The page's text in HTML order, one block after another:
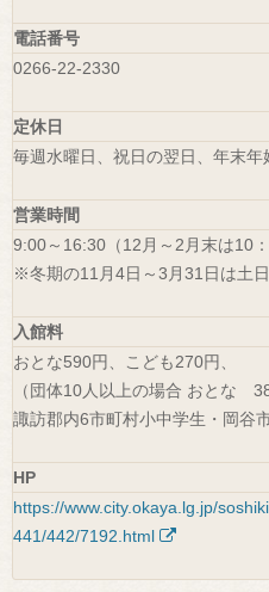
電話番号
0266-22-2330
定休日
毎週水曜日、祝日の翌日、年末年
営業時間
9:00～16:30（12月～2月末は10
※冬期の11月4日～3月31日は土
入館料
おとな590円、こども270円、
（団体10人以上の場合 おとな
諏訪郡内6市町村小中学生・岡谷
HP
https://www.city.okaya.lg.jp/
441/442/7192.html